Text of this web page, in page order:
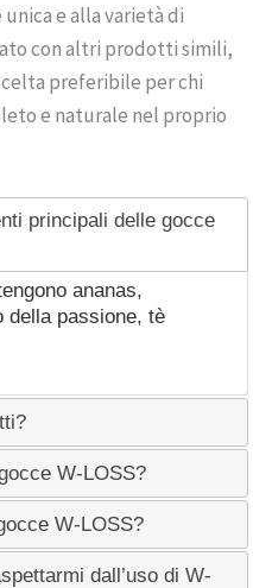
e alla varietà di
con altri prodotti simili,
preferibile per chi
e naturale nel proprio
principali delle gocce
ananas,
della passione, tè
W-LOSS?
W-LOSS?
dall’uso di W-